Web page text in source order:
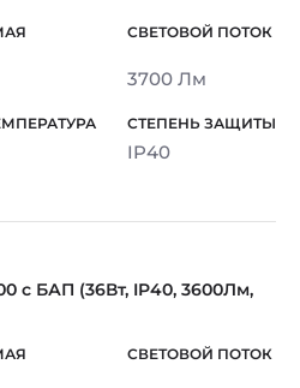
3700 Лм
IP40
с БАП (36Вт, IP40, 3600Лм,